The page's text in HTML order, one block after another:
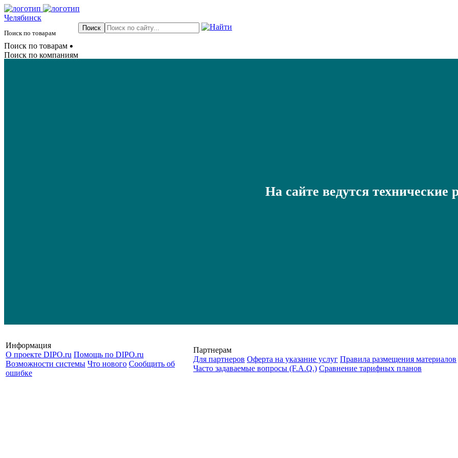
Челябинск
Поиск по товарам
Поиск по товарам
Поиск по компаниям
На сайте ведутся технические
Информация
О проекте DIPO.ru Помощь по DIPO.ru
Возможности системы Что нового Сообщить об
ошибке
Партнерам
Для партнеров Оферта на указание услуг Правила размещения материалов
Часто задаваемые вопросы (F.A.Q.) Cравнение тарифных планов